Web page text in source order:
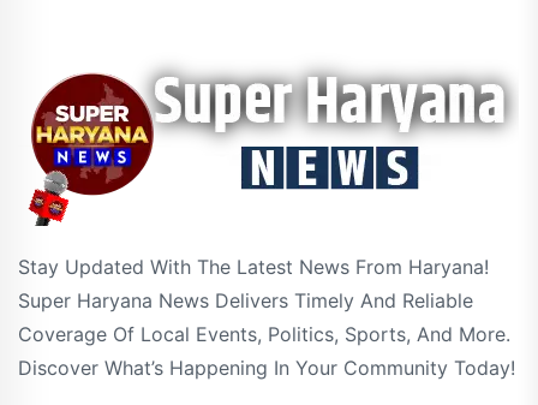
Stay Updated With The Latest News From Haryana!
Super Haryana News Delivers Timely And Reliable
Coverage Of Local Events, Politics, Sports, And More.
Discover What’s Happening In Your Community Today!